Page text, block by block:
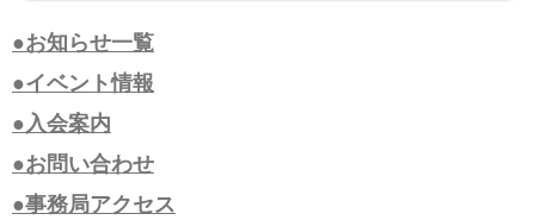
●お知らせ一覧
●イベント情報
●入会案内
●お問い合わせ
●事務局アクセス